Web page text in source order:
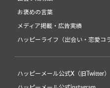
お褒めの言葉
メディア掲載・広告実績
ハッピーライフ（出会い・恋愛コ
ハッピーメール公式X（旧Twitter）